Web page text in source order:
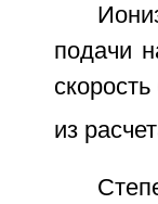
подачи
из